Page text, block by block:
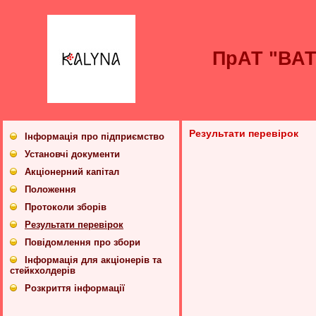
ПрАТ
Інформація про підприємство
Установчі документи
Акціонерний капітал
Положення
Протоколи зборів
Результати перевірок
Повідомлення про збори
Інформація для акціонерів та
стейкхолдерів
Розкриття інформації
Результати перевірок